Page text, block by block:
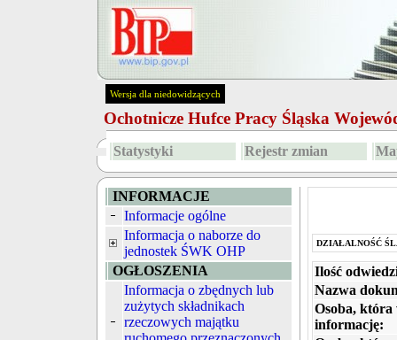
Wersja dla niedowidzących
Ochotnicze Hufce Pracy Śląska
Statystyki Rejestr zmian
INFORMACJE
Informacje ogólne
Informacja o naborze do
jednostek ŚWK OHP
OGŁOSZENIA
Informacja o zbędnych lub
zużytych składnikach
rzeczowych majątku
DZIAŁALNOŚĆ
Ilość
Nazwa
Osoba, która
informację: